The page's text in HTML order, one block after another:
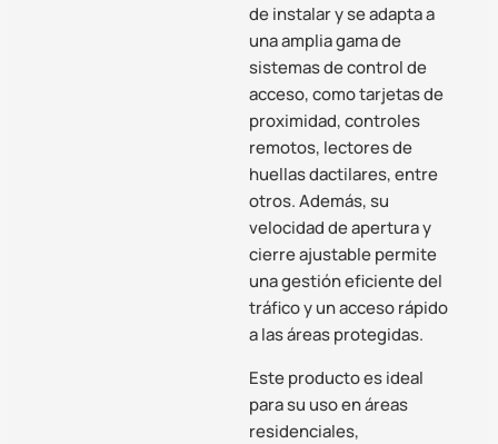
de instalar y se adapta a
una amplia gama de
sistemas de control de
acceso, como tarjetas de
proximidad, controles
remotos, lectores de
huellas dactilares, entre
otros. Además, su
velocidad de apertura y
cierre ajustable permite
una gestión eficiente del
tráfico y un acceso rápido
a las áreas protegidas.
Este producto es ideal
para su uso en áreas
residenciales,